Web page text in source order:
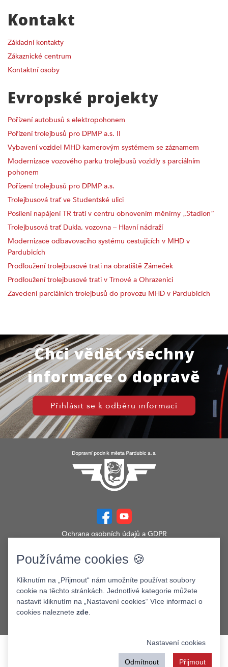
Kontakt
Základní kontakty
Zákaznické centrum
Kontaktní osoby
Evropské projekty
Pořízení autobusů s elektropohonem
Pořízení trolejbusů pro DPMP a.s. II
Vybavení vozidel MHD kamerovým systémem se záznamem
Modernizace vozového parku trolejbusů vozidly s parciálním
pohonem
Pořízení trolejbusů pro DPMP a.s.
Trolejbusová trať ve Studentské ulici
Posílení napájení TR tratí v centru obnovením měnírny „Stadion“
Trolejbusová trať Dukla, vozovna – Hlavní nádraží
Modernizace odbavovacího systému cestujících v MHD v
Pardubicích
Prodloužení trolejbusové trati na obratiště Zámeček
Prodloužení trolejbusové trati v Trnové a Ohrazenici
Zavedení parciálních trolejbusů do provozu MHD v Pardubicích
Chci vědět všechny
informace o dopravě
Přihlásit se k odběru informací
Ochrana osobních údajů a GDPR
Zobrazit verzi webu pro PC
©2026. Dopravní podnik města Pardubic a.s.
Používáme cookies 🍪
Kliknutím na „Přijmout“ nám umožníte používat soubory
cookie na těchto stránkách. Jednotlivé kategorie můžete
nastavit kliknutím na „Nastavení cookies“ Více informací o
cookies naleznete zde
Nastavení cookies
Odmítnout Přijmout